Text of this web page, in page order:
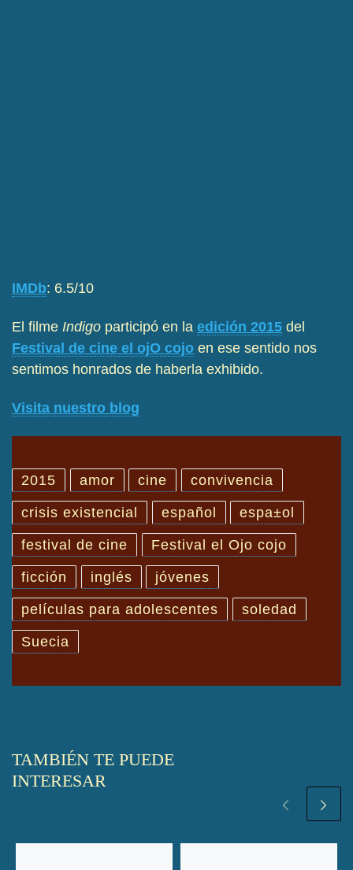
IMDb: 6.5/10
El filme Indigo participó en la edición 2015 del
Festival de cine el ojO cojo en ese sentido nos
sentimos honrados de haberla exhibido.
Visita nuestro blog
2015 amor cine convivencia
crisis existencial español espa±ol
festival de cine Festival el Ojo cojo
ficción inglés jóvenes
películas para adolescentes soledad
Suecia
TAMBIÉN TE PUEDE
INTERESAR